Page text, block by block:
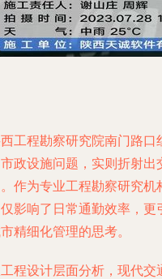
工程勘察研究院南门路
政设施问题，实则折射
作为专业工程勘察研究
影响了日常通勤效率，
精细化管理的思考。
程设计层面分析，现代